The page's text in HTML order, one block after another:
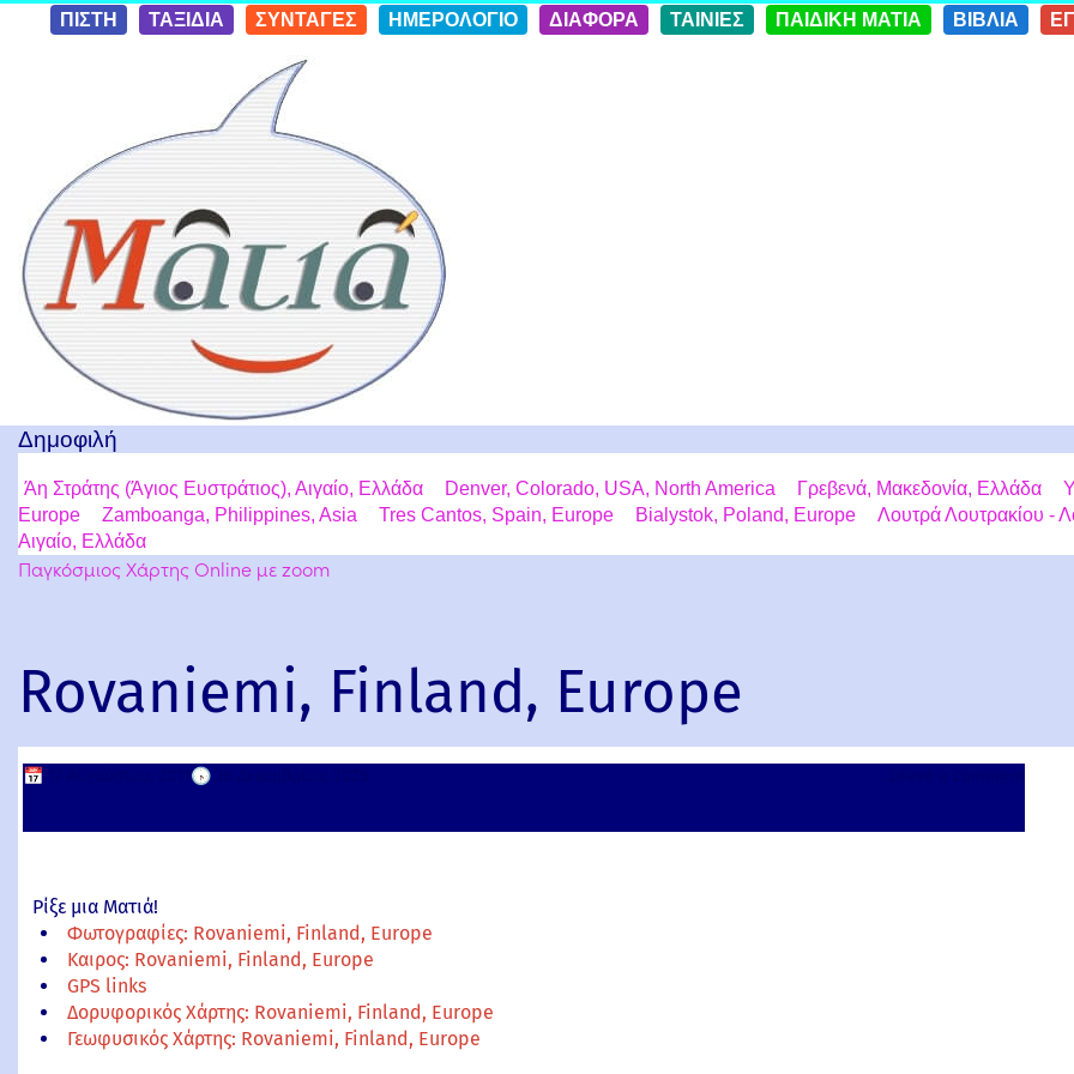
Skip to
conten
ΠΙΣΤΗ ΤΑΞΙΔΙΑ ΣΥΝΤΑΓΕΣ ΗΜΕΡΟΛΟΓΙΟ ΔΙΑΦΟΡΑ ΤΑΙΝΙΕΣ ΠΑΙΔΙΚΗ ΜΑΤΙΑ ΒΙΒΛΙΑ
Δημοφιλή
Άη Στράτης (Άγιος Ευστράτιος), Αιγαίο, Ελλάδα Denver, Colorado, USA, North America Γρεβενά, Μακεδονία, Ελλάδα
Europe
Zamboanga, Philippines, Asia Tres Cantos, Spain, Europe Bialystok, Poland, Europe Λουτρά Λουτρακίου -
Αιγαίο, Ελλάδα
Παγκόσμιος Χάρτης Online με zoom
Rovaniemi, Finland, Europe
📅 🕟
Ρίξε μια Ματιά!
Φωτογραφίες: Rovaniemi, Finland, Europe
Καιρος: Rovaniemi, Finland, Europe
GPS links
Δορυφορικός Χάρτης: Rovaniemi, Finland, Europe
Γεωφυσικός Χάρτης: Rovaniemi, Finland, Europe